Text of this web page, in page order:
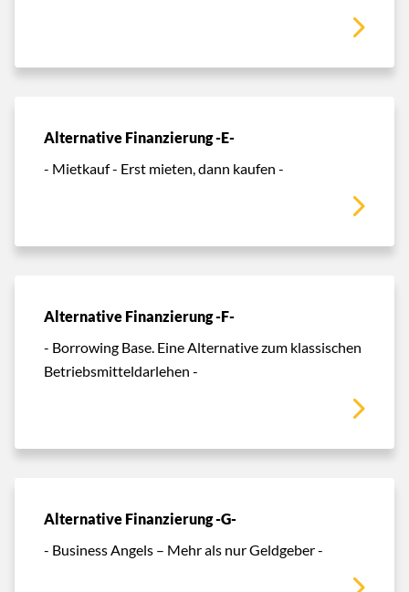
Alternative Finanzierung -E-
- Mietkauf - Erst mieten, dann kaufen -
Alternative Finanzierung -F-
- Borrowing Base. Eine Alternative zum klassischen
Betriebsmitteldarlehen -
Alternative Finanzierung -G-
- Business Angels – Mehr als nur Geldgeber -